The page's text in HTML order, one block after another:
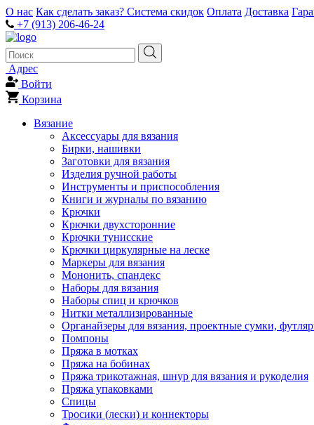
О нас Как сделать заказ? Система скидок Оплата Доставка
+7 (913) 206-46-24
Адрес
Войти
Корзина
Вязание
Аксессуары для вязания
Бирки, нашивки
Заготовки для вязания
Изделия ручной работы
Инструменты и приспособления
Книги и журналы по вязанию
Крючки
Крючки двухсторонние
Крючки тунисские
Крючки циркулярные на леске
Маркеры для вязания
Мононить, спандекс
Наборы для вязания
Наборы спиц и крючков
Нитки металлизированные
Органайзеры для вязания, проектные сумки,
Помпоны
Пряжа в мотках
Пряжа на бобинах
Пряжа трикотажная, шнур для вязания и рукоделия
Пряжа упаковками
Спицы
Тросики (лески) и коннекторы